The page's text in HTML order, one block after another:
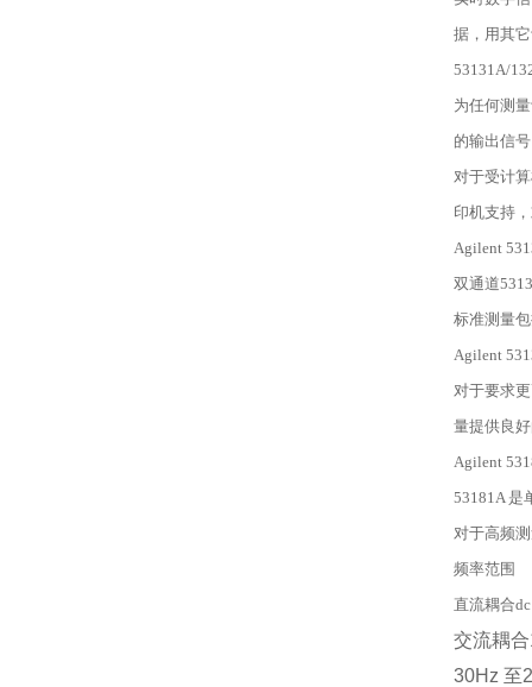
据，用其
53131A/
为任何测
的输出信
对于受计
印机支持
Agilent
双通道
标准测量
Agilent
对于要求
量提供良
Agilent
53181A 是
对于高频
频率范围
直流耦合
交流耦
30Hz 至